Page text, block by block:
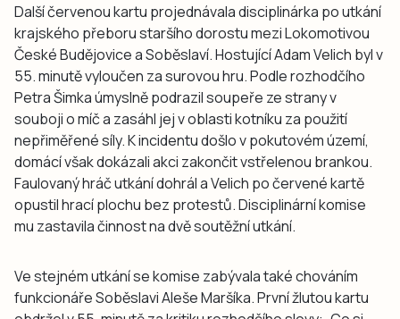
Další červenou kartu projednávala disciplinárka po utkání
krajského přeboru staršího dorostu mezi Lokomotivou
České Budějovice a Soběslaví. Hostující Adam Velich byl v
55. minutě vyloučen za surovou hru. Podle rozhodčího
Petra Šimka úmyslně podrazil soupeře ze strany v
souboji o míč a zasáhl jej v oblasti kotníku za použití
nepřiměřené síly. K incidentu došlo v pokutovém území,
domácí však dokázali akci zakončit vstřelenou brankou.
Faulovaný hráč utkání dohrál a Velich po červené kartě
opustil hrací plochu bez protestů. Disciplinární komise
mu zastavila činnost na dvě soutěžní utkání.
Ve stejném utkání se komise zabývala také chováním
funkcionáře Soběslavi Aleše Maršíka. První žlutou kartu